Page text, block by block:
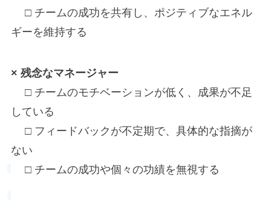
□ チームの成功を共有し、ポジティブなエネル
ギーを維持する
× 残念なマネージャー
□ チームのモチベーションが低く、成果が不足
している
□ フィードバックが不定期で、具体的な指摘が
ない
□ チームの成功や個々の功績を無視する